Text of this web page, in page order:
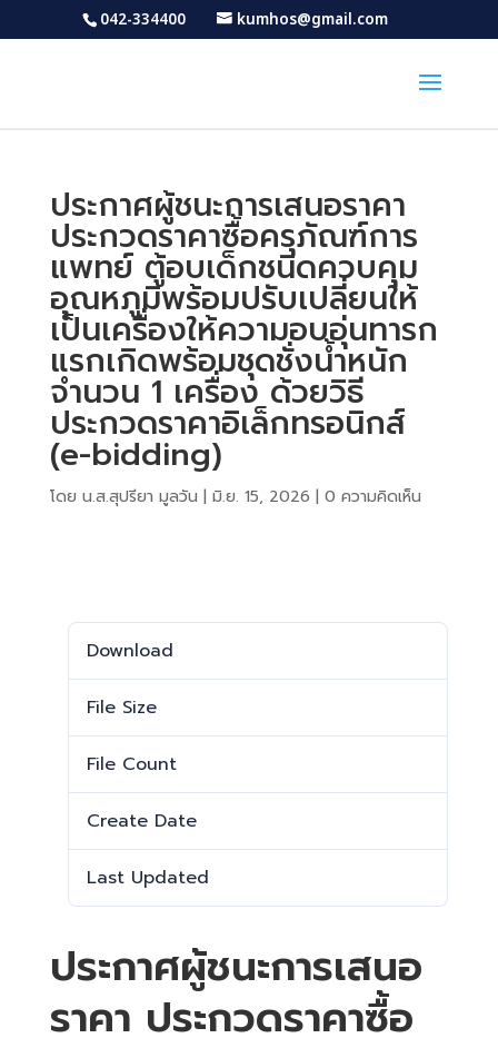
042-334400 kumhos@gmail.com
ประกาศผู้ชนะการเสนอราคา
ประกวดราคาซื้อครุภัณฑ์การ
แพทย์ ตู้อบเด็กชนิดควบคุม
อุณหภูมิพร้อมปรับเปลี่ยนให้
เป็นเครื่องให้ความอบอุ่นทารก
แรกเกิดพร้อมชุดชั่งน้ำหนัก
จำนวน 1 เครื่อง ด้วยวิธี
ประกวดราคาอิเล็กทรอนิกส์
(e-bidding)
โดย น.ส.สุปรียา มูลวัน | มิ.ย. 15, 2026 | 0 ความคิดเห็น
Download
File Size
File Count
Create Date
Last Updated
ประกาศผู้ชนะการเสนอ
ราคา ประกวดราคาซื้อ